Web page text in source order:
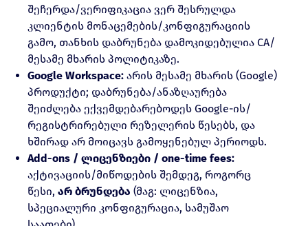
შეჩერდა/ვერიფიკაცია ვერ შესრულდა
კლიენტის მონაცემების/კონფიგურაციის
გამო, თანხის დაბრუნება დამოკიდებულია CA/
მესამე მხარის პოლიტიკაზე.
Google Workspace: არის მესამე მხარის (Google)
პროდუქტი; დაბრუნება/ანაზღაურება
შეიძლება ექვემდებარებოდეს Google-ის/
რეგისტრირებული რეზელერის წესებს, და
ხშირად არ მოიცავს გამოყენებულ პერიოდს.
Add-ons / ლიცენზიები / one-time fees:
აქტივაციის/მიწოდების შემდეგ, როგორც
წესი, არ ბრუნდება (მაგ: ლიცენზია,
სპეციალური კონფიგურაცია, სამუშაო